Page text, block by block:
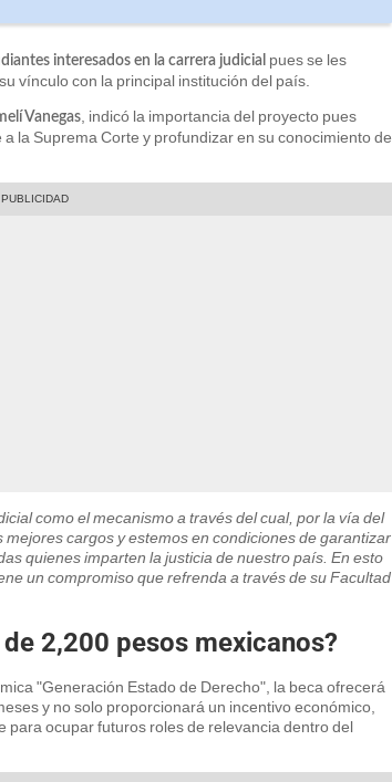
interesados en la carrera judicial pues se les
vínculo con la principal institución del país.
Vanegas , indicó la importancia del proyecto pues
la Suprema Corte y profundizar en su conocimiento de
como el mecanismo a través del cual, por la vía del
cargos y estemos en condiciones de garantizar
quienes imparten la justicia de nuestro país. En esto
un compromiso que refrenda a través de su Facultad
2,200 pesos mexicanos?
"Generación Estado de Derecho", la beca ofrecerá
y no solo proporcionará un incentivo económico,
ocupar futuros roles de relevancia dentro del